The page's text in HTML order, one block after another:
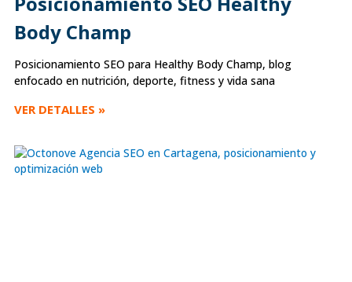
Body Champ
Posicionamiento SEO para Healthy Body Champ, blog
enfocado en nutrición, deporte, fitness y vida sana
VER DETALLES »